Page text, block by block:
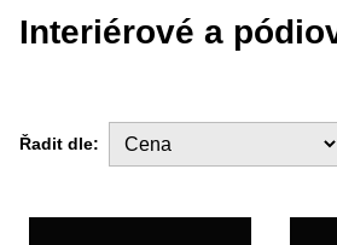
Interiérové a
Řadit dle: